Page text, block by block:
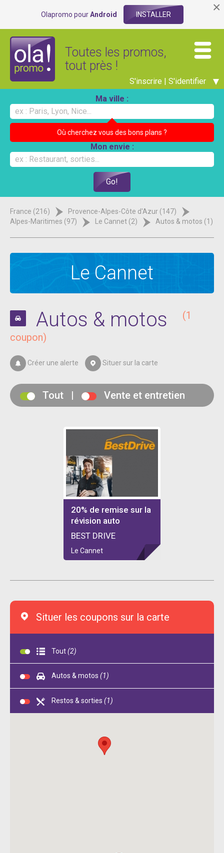
Olapromo pourAndroid INSTALLER ×
Toutes les promos,
tout près !
S'inscrire | S'identifier
Ma ville :
Où cherchez vous des bons plans ?
Mon envie :
France (216)
Provence-Alpes-Côte d'Azur (147)
Alpes-Maritimes (97)
Le Cannet (2) Autos & motos (1)
Le Cannet
Autos & motos
(1
coupon)
Créer une alerte Situer sur la carte
Tout | Vente et entretien
20% de remise sur la
révision auto
BEST DRIVE
Le Cannet
Situer les coupons sur la carte
Tout(2)
Autos & motos (1)
Restos & sorties (1)